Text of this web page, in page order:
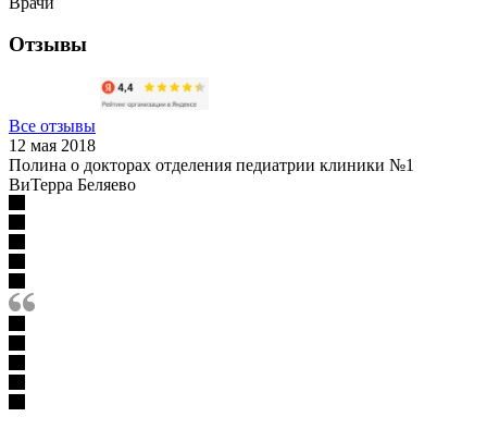
Отзывы
Все отзывы
12 мая 2018
Полина о докторах отделения педиатрии клиники №1
ВиТерра Беляево